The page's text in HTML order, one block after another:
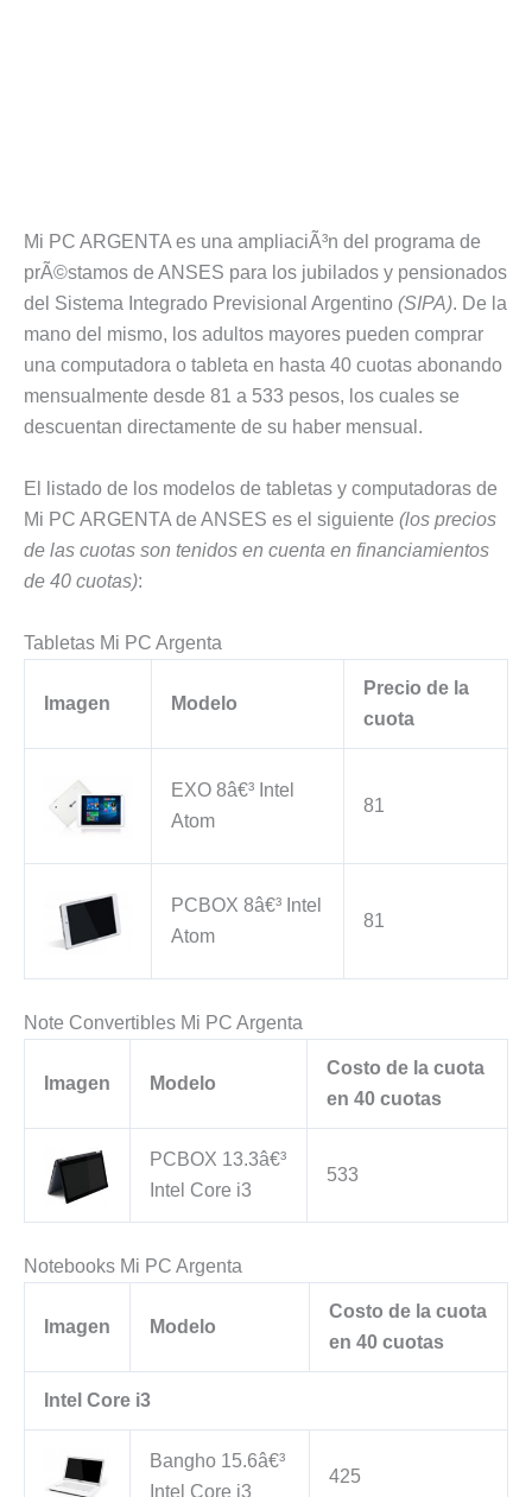
Mi PC ARGENTA es una ampliaciÃ³n del programa de
prÃ©stamos de ANSES para los jubilados y pensionados
del Sistema Integrado Previsional Argentino (SIPA). De la
mano del mismo, los adultos mayores pueden comprar
una computadora o tableta en hasta 40 cuotas abonando
mensualmente desde 81 a 533 pesos, los cuales se
descuentan directamente de su haber mensual.
El listado de los modelos de tabletas y computadoras de
Mi PC ARGENTA de ANSES es el siguiente (los precios
de las cuotas son tenidos en cuenta en financiamientos
de 40 cuotas):
Tabletas Mi PC Argenta
Imagen Modelo
Precio de la
cuota
EXO 8â€³ Intel
Atom
81
PCBOX 8â€³ Intel
Atom
81
Note Convertibles Mi PC Argenta
Imagen Modelo
Costo de la cuota
en 40 cuotas
PCBOX 13.3â€³
Intel Core i3
533
Notebooks Mi PC Argenta
Imagen Modelo
Costo de la cuota
en 40 cuotas
Intel Core i3
Bangho 15.6â€³
Intel Core i3
425